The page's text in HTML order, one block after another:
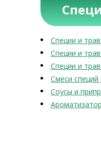
Специи и
Специи и
Специи и
Смеси специй
Соусы и